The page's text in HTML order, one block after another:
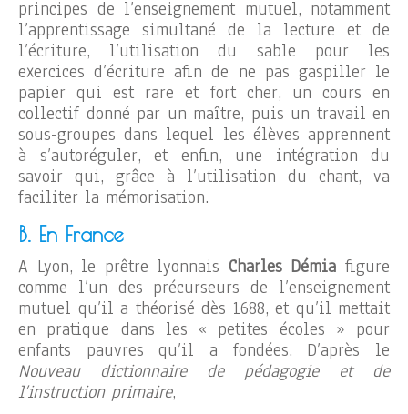
principes de l’enseignement mutuel, notamment
l’apprentissage simultané de la lecture et de
l’écriture, l’utilisation du sable pour les
exercices d’écriture afin de ne pas gaspiller le
papier qui est rare et fort cher, un cours en
collectif donné par un maître, puis un travail en
sous-groupes dans lequel les élèves apprennent
à s’autoréguler, et enfin, une intégration du
savoir qui, grâce à l’utilisation du chant, va
faciliter la mémorisation.
B. En France
A Lyon, le prêtre lyonnais Charles Démia figure
comme l’un des précurseurs de l’enseignement
mutuel qu’il a théorisé dès 1688, et qu’il mettait
en pratique dans les « petites écoles » pour
enfants pauvres qu’il a fondées. D’après le
Nouveau dictionnaire de pédagogie et de
l’instruction primaire,